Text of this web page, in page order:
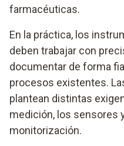
farmacéuticas.
En la práctica, los
deben trabajar con
documentar de forma
procesos existentes.
plantean distintas
medición, los sensores
monitorización.